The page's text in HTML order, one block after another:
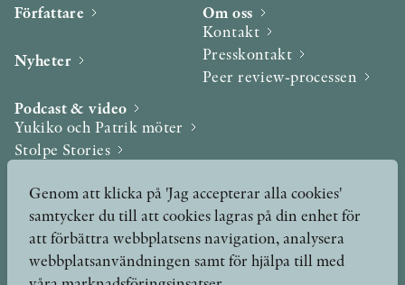
Författare
Nyheter
Podcast & video
Yukiko och Patrik möter
Stolpe Stories
Utmärkelser & Format
Utmärkelser
Övriga format
Om oss
Kontakt
Presskontakt
Peer review-processen
Genom att klicka på 'Jag accepterar alla cookies'
samtycker du till att cookies lagras på din enhet för
att förbättra webbplatsens navigation, analysera
webbplatsanvändningen samt för hjälpa till med